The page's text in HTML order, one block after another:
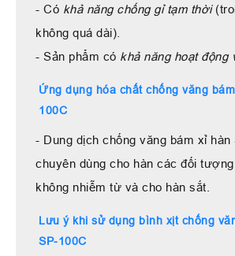
- Có khả năng chống gỉ tạm thời
không quá dài).
- Sản phẩm có khả năng hoạt động
Ứng dụng hóa chất chống văng
100C
- Dung dịch chống văng bám xỉ hàn
chuyên dùng cho hàn các đối
không nhiễm từ và cho hàn sắt.
Lưu ý khi sử dụng bình xịt chống
SP-100C